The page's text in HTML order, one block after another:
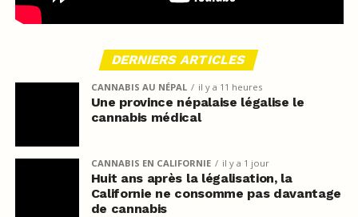
DERNIERS ARTICLES
CANNABIS AU NÉPAL il y a 11 heures
Une province népalaise légalise le
cannabis médical
CANNABIS EN CALIFORNIE il y a 1 jour
Huit ans après la légalisation, la
Californie ne consomme pas davantage
de cannabis